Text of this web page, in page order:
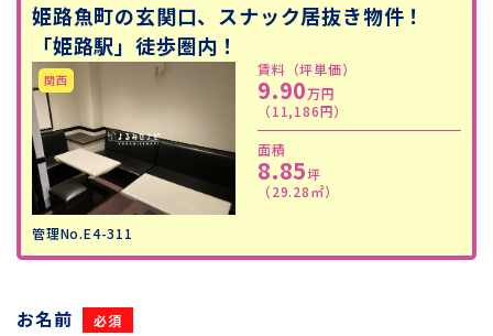
姫路魚町の玄関口、スナック居抜き物件！
「姫路駅」徒歩圏内！
管理No.E4-311
賃料（坪単価）
9.90万円
（11,186円）
面積
8.85坪
（29.28㎡）
お名前